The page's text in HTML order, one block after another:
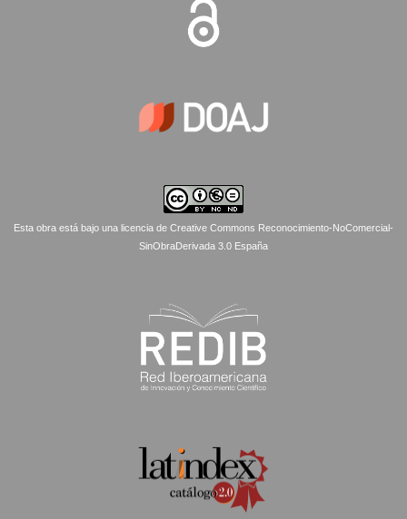
Esta obra está bajo una licencia de Creative Commons Reconocimiento-NoComercial-
SinObraDerivada 3.0 España